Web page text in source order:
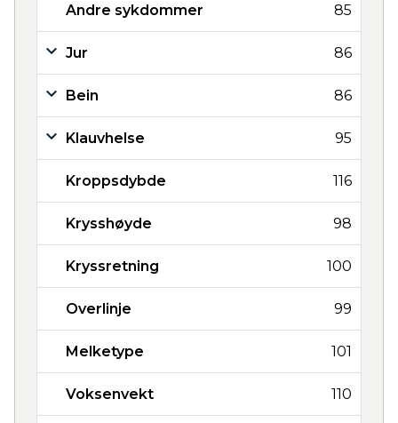
Andre sykdommer 85
Jur 86
Bein 86
Klauvhelse 95
Kroppsdybde 116
Krysshøyde 98
Kryssretning 100
Overlinje 99
Melketype 101
Voksenvekt 110